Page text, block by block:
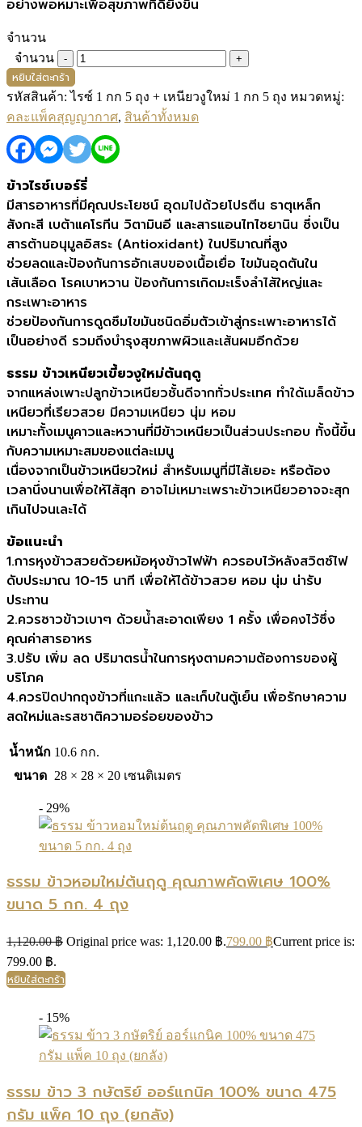
อย่างพอหมาะเพื่อสุขภาพที่ดียิ่งขึ้น
จำนวน
จำนวน
หยิบใส่ตะกร้า
รหัสสินค้า:ไรซ์ 1 กก 5 ถุง + เหนียวงูใหม่ 1 กก 5 ถุง หมวดหมู่:
คละแพ็คสุญญากาศ, สินค้าทั้งหมด
ข้าวไรซ์เบอร์รี่
มีสารอาหารที่มีคุณประโยชน์ อุดมไปด้วยโปรตีน ธาตุเหล็ก
สังกะสี เบต้าแคโรทีน วิตามินอี และสารแอนไทไซยานิน ซึ่งเป็น
สารต้านอนุมูลอิสระ (Antioxidant) ในปริมาณที่สูง
ช่วยลดและป้องกันการอักเสบของเนื้อเยื่อ ไขมันอุดตันใน
เส้นเลือด โรคเบาหวาน ป้องกันการเกิดมะเร็งลำไส้ใหญ่และ
กระเพาะอาหาร
ช่วยป้องกันการดูดซึมไขมันชนิดอิ่มตัวเข้าสู่กระเพาะอาหารได้
เป็นอย่างดี รวมถึงบำรุงสุขภาพผิวและเส้นผมอีกด้วย
ธรรม ข้าวเหนียวเขี้ยวงูใหม่ต้นฤดู
จากแหล่งเพาะปลูกข้าวเหนียวชั้นดีจากทั่วประเทศ ทำใด้เมล็ดข้าว
เหนียวที่เรียวสวย มีความเหนียว นุ่ม หอม
เหมาะทั้งเมนูคาวและหวานที่มีข้าวเหนียวเป็นส่วนประกอบ ทั้งนี้ขึ้น
กับความเหมาะสมของแต่ละเมนู
เนื่องจากเป็นข้าวเหนียวใหม่ สำหรับเมนูที่มีไส้เยอะ หรือต้อง
เวลานึ่งนานเพื่อให้ไส้สุก อาจไม่เหมาะเพราะข้าวเหนียวอาจจะสุก
เกินไปจนเละได้
ข้อแนะนำ
1.การหุงข้าวสวยด้วยหม้อหุงข้าวไฟฟ้า ควรอบไว้หลังสวิตซ์ไฟ
ดับประมาณ 10-15 นาที เพื่อให้ได้ข้าวสวย หอม นุ่ม น่ารับ
ประทาน
2.ควรซาวข้าวเบาๆ ด้วยน้ำสะอาดเพียง 1 ครั้ง เพื่อคงไว้ซึ่ง
คุณค่าสารอาหร
3.ปรับ เพิ่ม ลด ปริมาตรน้ำในการหุงตามความต้องการของผู้
บริโภค
4.ควรปิดปากถุงข้าวที่แกะแล้ว และเก็บในตู้เย็น เพื่อรักษาความ
สดใหม่และรสชาติความอร่อยของข้าว
น้ำหนัก 10.6 กก.
ขนาด
28 × 28 × 20 เซนติเมตร
- 29%
ธรรม ข้าวหอมใหม่ต้นฤดู คุณภาพคัดพิเศษ 100%
ขนาด 5 กก. 4 ถุง
1,120.00฿ Original price was: 1,120.00 ฿.799.00 ฿Current price is:
799.00 ฿.
หยิบใส่ตะกร้า
- 15%
ธรรม ข้าว 3 กษัตริย์ ออร์แกนิค 100% ขนาด 475
กรัม แพ็ค 10 ถุง (ยกลัง)